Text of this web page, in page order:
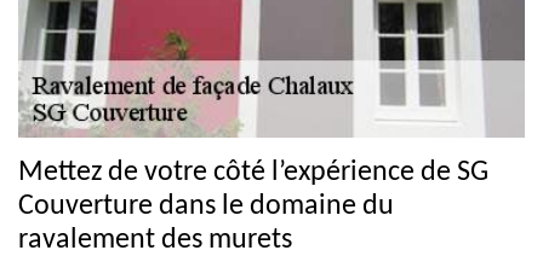
Mettez de votre côté l’expérience de SG
Couverture dans le domaine du
ravalement des murets